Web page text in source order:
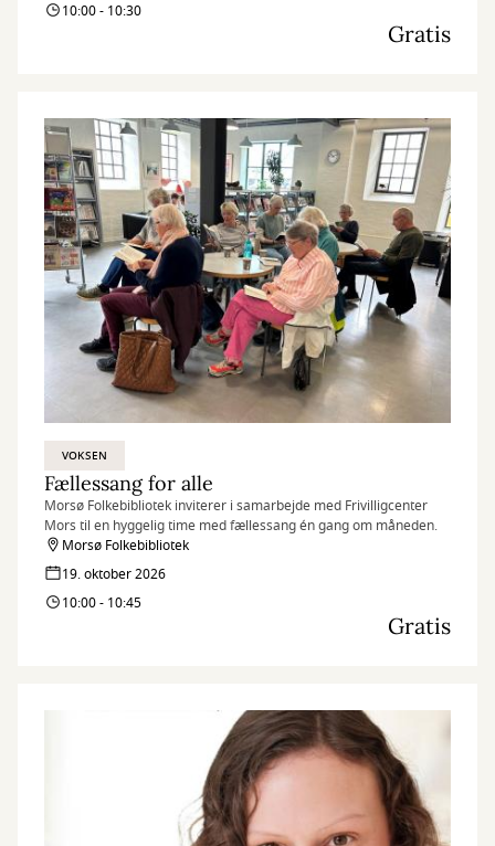
10:00 - 10:30
Gratis
VOKSEN
Fællessang for alle
Morsø Folkebibliotek inviterer i samarbejde med Frivilligcenter
Mors til en hyggelig time med fællessang én gang om måneden.
Morsø Folkebibliotek
19. oktober 2026
10:00 - 10:45
Gratis